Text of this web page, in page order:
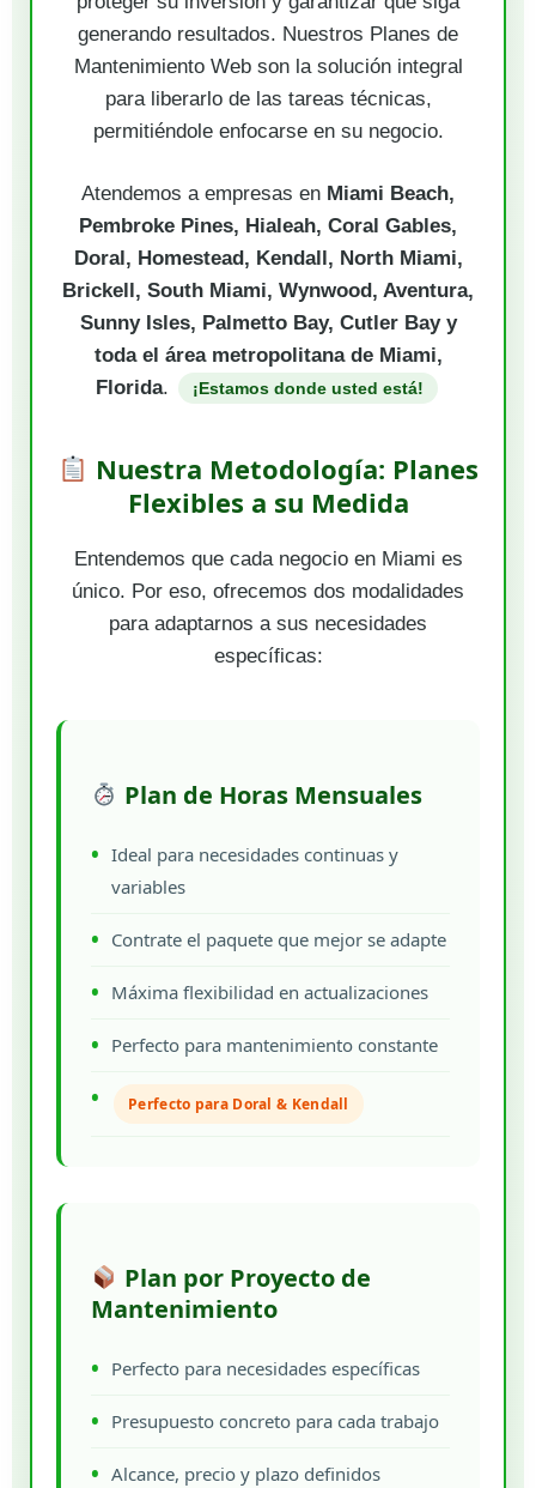
generando resultados. Nuestros Planes de
Mantenimiento Web son la solución integral
para liberarlo de las tareas técnicas,
permitiéndole enfocarse en su negocio.
Atendemos a empresas en Miami Beach,
Pembroke Pines, Hialeah, Coral Gables,
Doral, Homestead, Kendall, North Miami,
Brickell, South Miami, Wynwood, Aventura,
Sunny Isles, Palmetto Bay, Cutler Bay y
toda el área metropolitana de Miami,
Florida. ¡Estamos donde usted está!
Nuestra Metodología: Planes
Flexibles a su Medida
Entendemos que cada negocio en Miami es
único. Por eso, ofrecemos dos modalidades
para adaptarnos a sus necesidades
específicas:
Plan de Horas Mensuales
Ideal para necesidades continuas y
variables
Contrate el paquete que mejor se adapte
Máxima flexibilidad en actualizaciones
Perfecto para mantenimiento constante
Perfecto para Doral & Kendall
Plan por Proyecto de
Mantenimiento
Perfecto para necesidades específicas
Presupuesto concreto para cada trabajo
Alcance, precio y plazo definidos